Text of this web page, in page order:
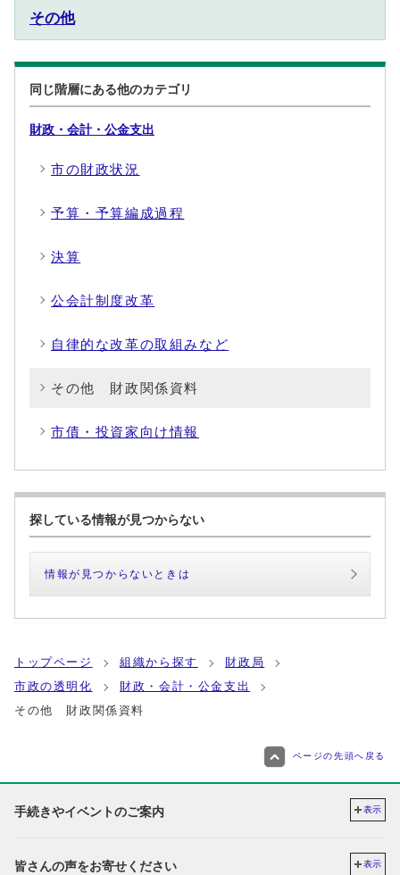
その他
同じ階層にある他のカテゴリ
財政・会計・公金支出
市の財政状況
予算・予算編成過程
決算
公会計制度改革
自律的な改革の取組みなど
その他 財政関係資料
市債・投資家向け情報
探している情報が見つからない
情報が見つからないときは
トップページ 組織から探す
財政局
市政の透明化
財政・会計・公金支出
その他 財政関係資料
ページの先頭へ戻る
手続きやイベントのご案内 表示
皆さんの声をお寄せください 表示